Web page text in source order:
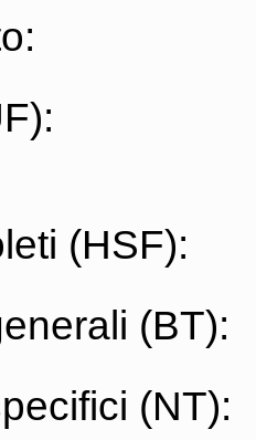
(HSF):
(BT):
(NT):